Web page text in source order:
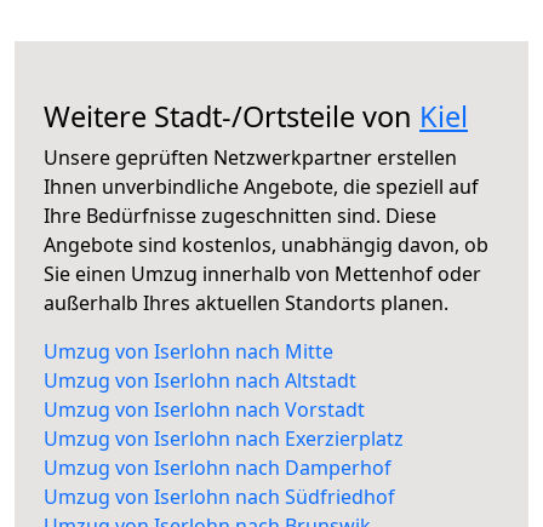
Weitere Stadt-/Ortsteile von Kiel
Unsere geprüften Netzwerkpartner erstellen
Ihnen unverbindliche Angebote, die speziell auf
Ihre Bedürfnisse zugeschnitten sind. Diese
Angebote sind kostenlos, unabhängig davon, ob
Sie einen Umzug innerhalb von Mettenhof oder
außerhalb Ihres aktuellen Standorts planen.
Umzug von Iserlohn nach Mitte
Umzug von Iserlohn nach Altstadt
Umzug von Iserlohn nach Vorstadt
Umzug von Iserlohn nach Exerzierplatz
Umzug von Iserlohn nach Damperhof
Umzug von Iserlohn nach Südfriedhof